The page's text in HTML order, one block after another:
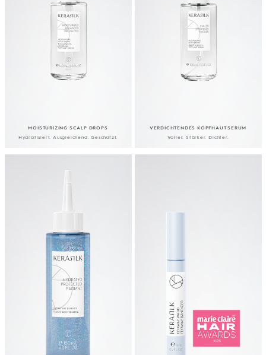
MOISTURIZING SCALP DROPS
Hydratisiert. Ausgleichend. Geschützt.
VERDICHTENDES KOPFHAUT SERUM
Voller. Stärker. Dichter.